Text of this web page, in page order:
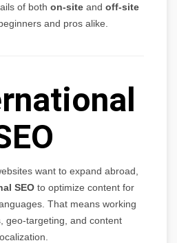
of both on-site and off-site
and pros alike.
want to expand abroad,
SEOto optimize content for
That means working
geo-targeting, and content